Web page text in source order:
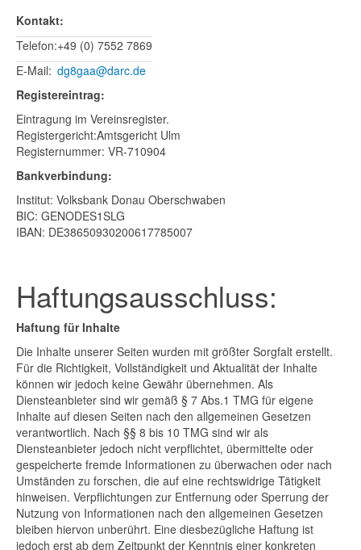
Kontakt:
Telefon:+49 (0) 7552 7869
E-Mail: dg8gaa@darc.de
Registereintrag:
Eintragung im Vereinsregister.
Registergericht:Amtsgericht Ulm
Registernummer: VR-710904
Bankverbindung:
Institut: Volksbank Donau Oberschwaben
BIC: GENODES1SLG
IBAN: DE38650930200617785007
Haftungsausschluss:
Haftung für Inhalte
Die Inhalte unserer Seiten wurden mit größter Sorgfalt erstellt.
Für die Richtigkeit, Vollständigkeit und Aktualität der Inhalte
können wir jedoch keine Gewähr übernehmen. Als
Diensteanbieter sind wir gemäß § 7 Abs.1 TMG für eigene
Inhalte auf diesen Seiten nach den allgemeinen Gesetzen
verantwortlich. Nach §§ 8 bis 10 TMG sind wir als
Diensteanbieter jedoch nicht verpflichtet, übermittelte oder
gespeicherte fremde Informationen zu überwachen oder nach
Umständen zu forschen, die auf eine rechtswidrige Tätigkeit
hinweisen. Verpflichtungen zur Entfernung oder Sperrung der
Nutzung von Informationen nach den allgemeinen Gesetzen
bleiben hiervon unberührt. Eine diesbezügliche Haftung ist
jedoch erst ab dem Zeitpunkt der Kenntnis einer konkreten